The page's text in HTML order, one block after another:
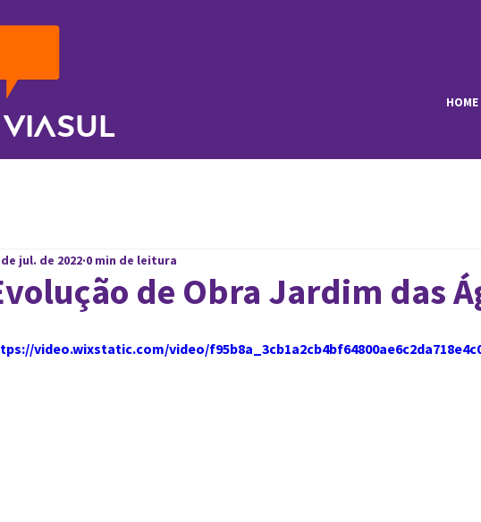
HOME
de Obra Jardim das
de jul. de 2022 0 min de leitura
video.wixstatic.com/video/